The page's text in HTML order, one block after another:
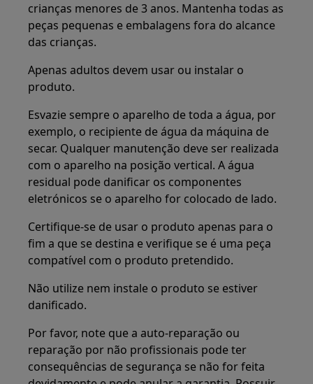
crianças menores de 3 anos. Mantenha todas as
peças pequenas e embalagens fora do alcance
das crianças.
Apenas adultos devem usar ou instalar o
produto.
Esvazie sempre o aparelho de toda a água, por
exemplo, o recipiente de água da máquina de
secar. Qualquer manutenção deve ser realizada
com o aparelho na posição vertical. A água
residual pode danificar os componentes
eletrónicos se o aparelho for colocado de lado.
Certifique-se de usar o produto apenas para o
fim a que se destina e verifique se é uma peça
compatível com o produto pretendido.
Não utilize nem instale o produto se estiver
danificado.
Por favor, note que a auto-reparação ou
reparação por não profissionais pode ter
consequências de segurança se não for feita